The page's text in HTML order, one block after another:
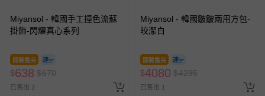
Miyansol - 韓國手工撞色流蘇
掛飾-閃耀真心系列
即將售完
$638 $670
已售出 2
Miyansol - 韓國皺皺兩用方包-
皎潔白
即將售完
$4080 $4295
已售出 1